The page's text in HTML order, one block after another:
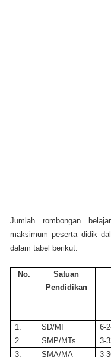
Jumlah rombongan
maksimum peserta didik
dalam tabel berikut:
No.
Satuan
Pendidikan
1.
SD/MI 6-
2.
SMP/MTs 3-
3.
SMA/MA 3-